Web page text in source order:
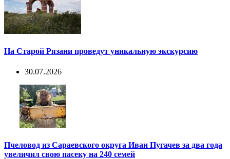
На Старой Рязани проведут уникальную экскурсию
30.07.2026
Пчеловод из Сараевского округа Иван Пугачев за два года
увеличил свою пасеку на 240 семей